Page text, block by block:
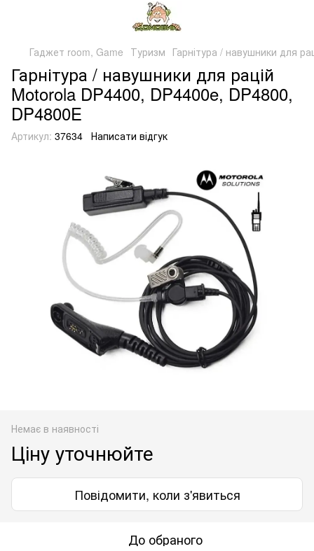
Гаджет room, Game Туризм Гарнітура / навушники для
Гарнітура / навушники для рацій
Motorola DP4400, DP4400e, DP4800,
DP4800E
Артикул: 37634 Написати відгук
Немає в наявності
Ціну уточнюйте
Повідомити, коли з'явиться
До обраного